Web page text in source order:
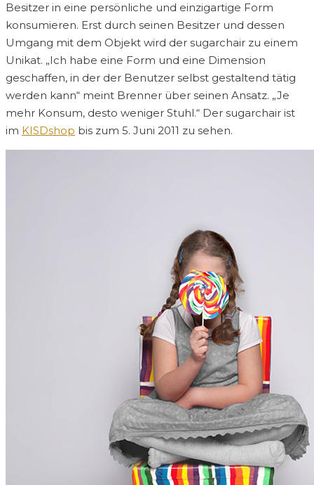
Besitzer in eine persönliche und einzigartige Form
konsumieren. Erst durch seinen Besitzer und dessen
Umgang mit dem Objekt wird der sugarchair zu einem
Unikat. „Ich habe eine Form und eine Dimension
geschaffen, in der der Benutzer selbst gestaltend tätig
werden kann“ meint Brenner über seinen Ansatz. „Je
mehr Konsum, desto weniger Stuhl.“ Der sugarchair ist
im KISDshop bis zum 5. Juni 2011 zu sehen.